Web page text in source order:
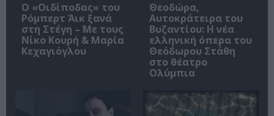
O «Οιδίποδας» του
Ρόμπερτ Άικ ξανά
στη Στέγη – Με τους
Νίκο Κουρή & Μαρία
Κεχαγιόγλου
Θεοδώρα,
Αυτοκράτειρα του
Βυζαντίου: Η νέα
ελληνική όπερα του
Θεόδωρου Στάθη
στο θέατρο
Ολύμπια